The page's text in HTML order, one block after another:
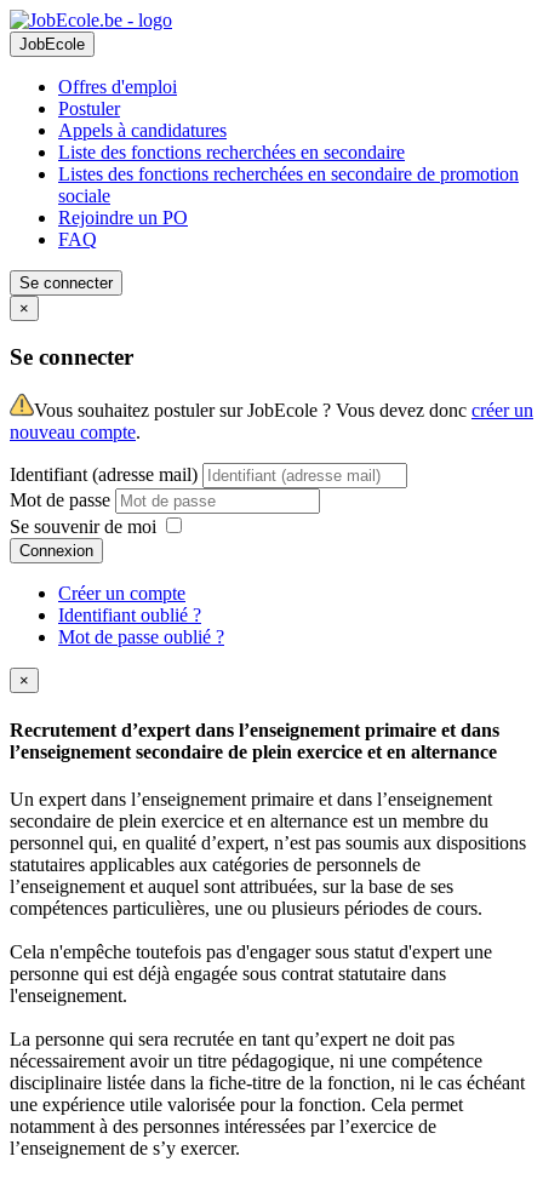
JobEcole
Offres d'emploi
Postuler
Appels à candidatures
Liste des fonctions recherchées en secondaire
Listes des fonctions recherchées en secondaire de promotion
sociale
Rejoindre un PO
FAQ
Se connecter
×
Se connecter
Vous souhaitez postuler sur JobEcole ? Vous devez donc créer un
nouveau compte.
Identifiant (adresse mail)
Mot de passe
Se souvenir de moi
Connexion
Créer un compte
Identifiant oublié ?
Mot de passe oublié ?
×
Recrutement d’expert dans l’enseignement primaire et dans
l’enseignement secondaire de plein exercice et en alternance
Un expert dans l’enseignement primaire et dans l’enseignement
secondaire de plein exercice et en alternance est un membre du
personnel qui, en qualité d’expert, n’est pas soumis aux dispositions
statutaires applicables aux catégories de personnels de
l’enseignement et auquel sont attribuées, sur la base de ses
compétences particulières, une ou plusieurs périodes de cours.
Cela n'empêche toutefois pas d'engager sous statut d'expert une
personne qui est déjà engagée sous contrat statutaire dans
l'enseignement.
La personne qui sera recrutée en tant qu’expert ne doit pas
nécessairement avoir un titre pédagogique, ni une compétence
disciplinaire listée dans la fiche-titre de la fonction, ni le cas échéant
une expérience utile valorisée pour la fonction. Cela permet
notamment à des personnes intéressées par l’exercice de
l’enseignement de s’y exercer.